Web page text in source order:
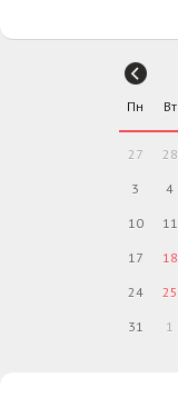
Пн Вт
27 28
3 4
10 11
17 18
24 25
31 1